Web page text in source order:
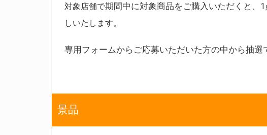
対象店舗で期間中に対象商品をご購入いただくと、 1
しいたします。
専用フォームからご応募いただいた方の中から抽選
景品